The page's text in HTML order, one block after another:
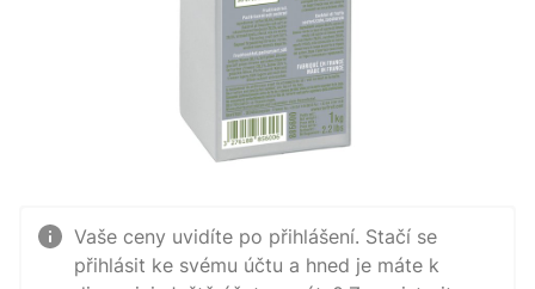
Vaše ceny uvidíte po přihlášení. Stačí se
přihlásit ke svému účtu a hned je máte k